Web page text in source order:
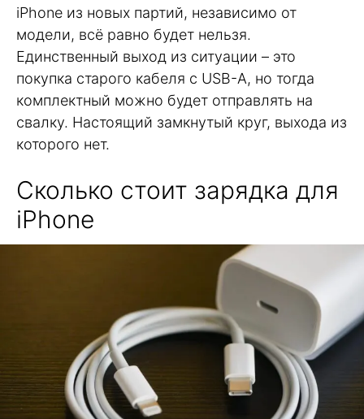
iPhone из новых партий, независимо от
модели, всё равно будет нельзя.
Единственный выход из ситуации – это
покупка старого кабеля с USB-A, но тогда
комплектный можно будет отправлять на
свалку. Настоящий замкнутый круг, выхода из
которого нет.
Сколько стоит зарядка для
iPhone